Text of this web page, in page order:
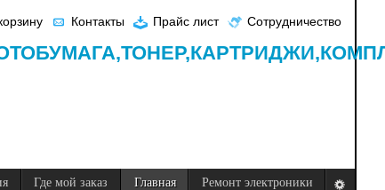
Контакты Прайс лист Сотрудничество
ТОНЕР,КАРТРИДЖИ,
Где мой заказ Главная Ремонт электроники